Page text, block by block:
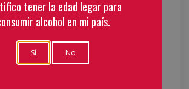
tener la edad legar para
alcohol en mi país.
Sí No